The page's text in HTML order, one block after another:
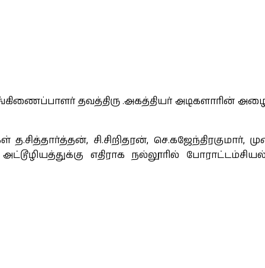
தவத்திரு .அகத்தியர் அடிகளாரின்
சி.சிறிதரன், செ.கஜேந்திரகுமார்,
எதிராக நல்லூரில் போராட்டம்சியல்